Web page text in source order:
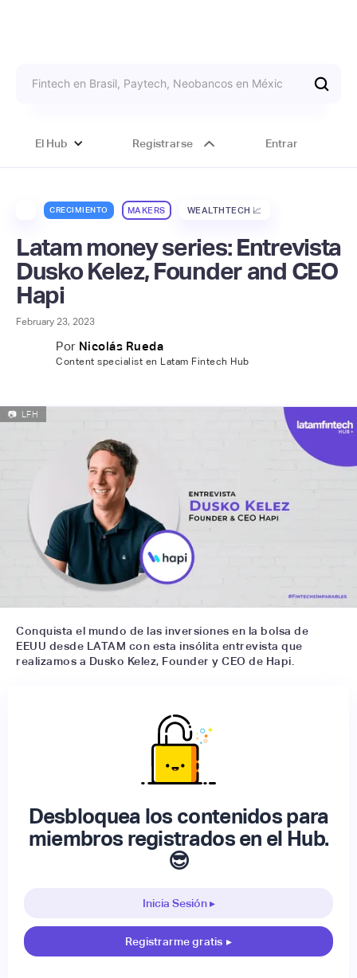
El Hub Registrarse Entrar
CRECIMIENTO MAKERS WEALTHTECH 📈
Latam money series: Entrevista
Dusko Kelez, Founder and CEO
Hapi
February 23, 2023
Por Nicolás Rueda
Content specialist en Latam Fintech Hub
📷 LFH
Conquista el mundo de las inversiones en la bolsa de
EEUU desde LATAM con esta insólita entrevista que
realizamos a Dusko Kelez, Founder y CEO de Hapi.
Desbloquea los contenidos para
miembros registrados en el Hub.
😎
Inicia Sesión ▸
Registrarme gratis ▸